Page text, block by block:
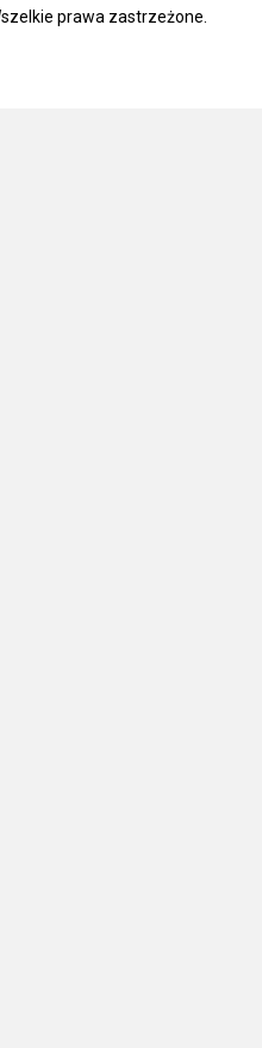
prawa zastrzeżone.